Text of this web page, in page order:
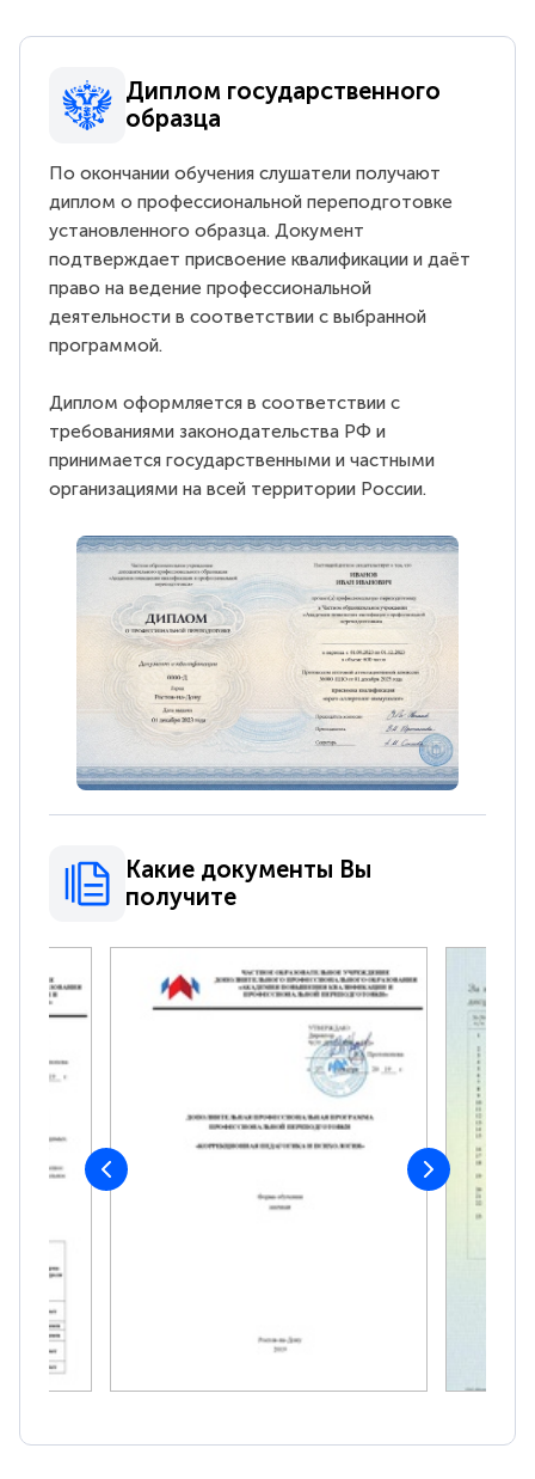
Диплом государственного
образца
По окончании обучения слушатели получают
диплом о профессиональной переподготовке
установленного образца. Документ
подтверждает присвоение квалификации и даёт
право на ведение профессиональной
деятельности в соответствии с выбранной
программой.
Диплом оформляется в соответствии с
требованиями законодательства РФ и
принимается государственными и частными
организациями на всей территории России.
Какие документы Вы
получите